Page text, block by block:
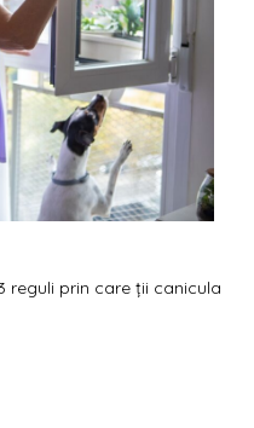
reguli prin care ții canicula